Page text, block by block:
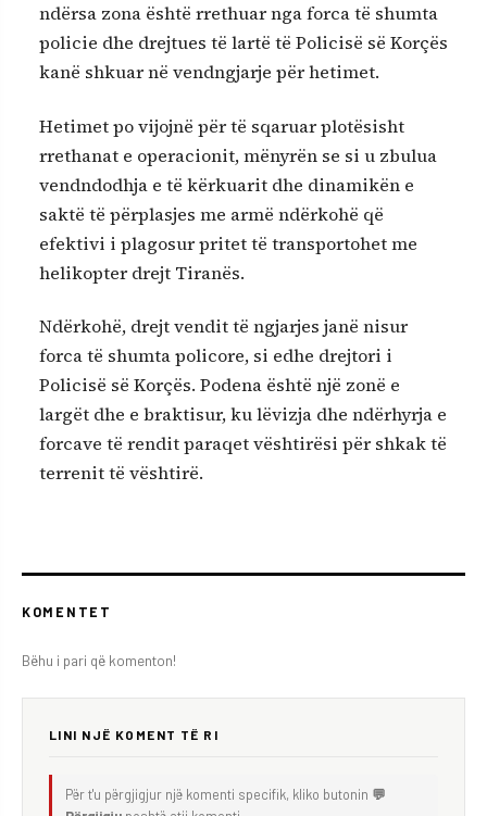
ndërsa zona është rrethuar nga forca të shumta
policie dhe drejtues të lartë të Policisë së Korçës
kanë shkuar në vendngjarje për hetimet.
Hetimet po vijojnë për të sqaruar plotësisht
rrethanat e operacionit, mënyrën se si u zbulua
vendndodhja e të kërkuarit dhe dinamikën e
saktë të përplasjes me armë ndërkohë që
efektivi i plagosur pritet të transportohet me
helikopter drejt Tiranës.
Ndërkohë, drejt vendit të ngjarjes janë nisur
forca të shumta policore, si edhe drejtori i
Policisë së Korçës. Podena është një zonë e
largët dhe e braktisur, ku lëvizja dhe ndërhyrja e
forcave të rendit paraqet vështirësi për shkak të
terrenit të vështirë.
KOMENTET
Bëhu i pari që komenton!
LINI NJË KOMENT TË RI
Për t'u përgjigjur një komenti specifik, kliko butonin 💬